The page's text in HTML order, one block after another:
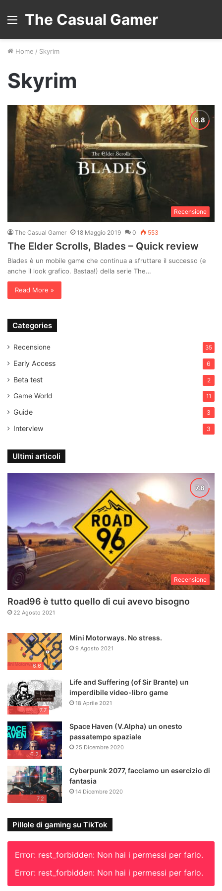
The Casual Gamer
Home / Skyrim
Skyrim
Recensione
The Casual Gamer 18 Maggio 2019 0 553
The Elder Scrolls, Blades – Quick review
Blades è un mobile game che continua a sfruttare il successo (e
anche il look grafico. Bastaa!) della serie The…
Read More »
Categories
Recensione 35
Early Access 6
Beta test 2
Game World 11
Guide 3
Interview 3
Ultimi articoli
Recensione
Road96 è tutto quello di cui avevo bisogno
22 Agosto 2021
6.6
Mini Motorways. No stress.
9 Agosto 2021
7.7
Life and Suffering (of Sir Brante) un
imperdibile video-libro game
18 Aprile 2021
6.2
Space Haven (V.Alpha) un onesto
passatempo spaziale
25 Dicembre 2020
7.2
Cyberpunk 2077, facciamo un esercizio di
fantasia
14 Dicembre 2020
Pillole di gaming su TikTok
Error: rest_forbidden: Non hai i permessi per farlo.
Error: rest_forbidden: Non hai i permessi per farlo.